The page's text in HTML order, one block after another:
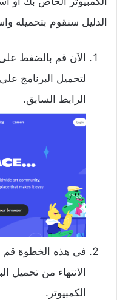
الدليل سنقوم بتحميله
لتحميل البرنامج
الرابط السابق.
الانتهاء من تحميل
الكمبيوتر.